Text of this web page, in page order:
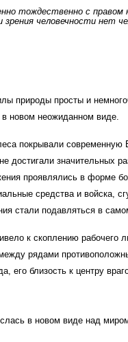
тождественно с правом
зрениячеловечностинет
природы просты и
новом неожиданном виде.
покрывали
достигали значительных
проявлялись в форме
средства и войска,
стали подавляться в
к скоплению рабочего
рядами
его близость к центру
в новом виде над